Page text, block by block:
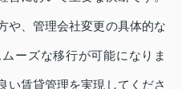
や、管理会社変更の具体的な
ーズな移行が可能になりま
い賃貸管理を実現してくださ